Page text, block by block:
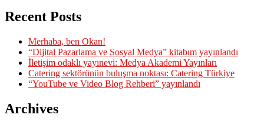
Recent Posts
Merhaba, ben Okan!
“Dijital Pazarlama ve Sosyal Medya” kitabım yayınlandı
İletişim odaklı yayınevi: Medya Akademi Yayınları
Catering sektörünün buluşma noktası: Catering Türkiye
“YouTube ve Video Blog Rehberi” yayınlandı
Archives